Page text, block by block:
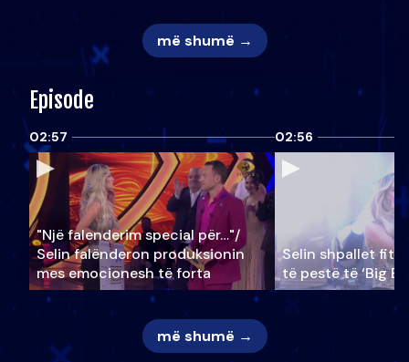
më shumë →
Episode
02:57
"Një falenderim special për…"/
Selin falënderon produksionin
mes emocionesh të forta
02:56
Selin shpallet
të pestë të ‘Big
më shumë →